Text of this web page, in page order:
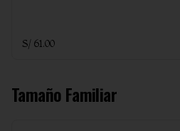
S/ 61.00
Tamaño Familiar